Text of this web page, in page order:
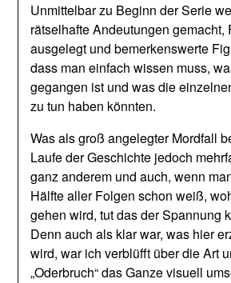
Unmittelbar zu Beginn der Serie
rätselhafte Andeutungen gemacht,
ausgelegt und bemerkenswerte
dass man einfach wissen muss,
gegangen ist und was die
zu tun haben könnten.
Was als groß angelegter Mordfall
Laufe der Geschichte jedoch
ganz anderem und auch, wenn
Hälfte aller Folgen schon weiß,
gehen wird, tut das der Spannung
Denn auch als klar war, was hier
wird, war ich verblüfft über die Art
„Oderbruch“ das Ganze visuell